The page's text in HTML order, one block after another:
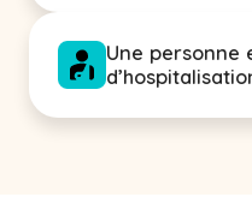
Une personne